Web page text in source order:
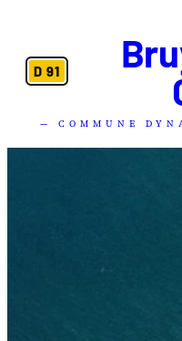
D 91
— COMMUNE